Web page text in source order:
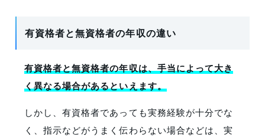
有資格者と無資格者の年収の違い
有資格者と無資格者の年収は、手当によって大き
く異なる場合があるといえます。
しかし、有資格者であっても実務経験が十分でな
く、指示などがうまく伝わらない場合などは、実